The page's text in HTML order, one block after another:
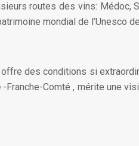
routes des vins: Médoc,
mondial de l’Unesco
des conditions si
-Franche-Comté , mérite une